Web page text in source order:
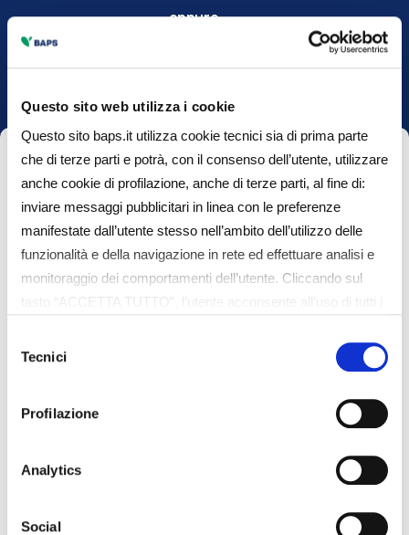
Questo sito web utilizza i cookie
Questo sito baps.it utilizza cookie tecnici sia di prima parte
che di terze parti e potrà, con il consenso dell’utente, utilizzare
anche cookie di profilazione, anche di terze parti, al fine di:
inviare messaggi pubblicitari in linea con le preferenze
manifestate dall’utente stesso nell’ambito dell’utilizzo delle
funzionalità e della navigazione in rete ed effettuare analisi e
monitoraggio dei comportamenti dell’utente. Cliccando sul
tasto “ACCETTA TUTTO”, l’utente acconsente all’uso di tutti i
analitici. Il consenso è facoltativo e può essere revocato in
qualsiasi momento. Se l’utente desidera gestire le proprie
preferenze può cliccare sul tasto “Dettagli” (accessibile in
ogni momento, cliccando l’icona del lucchetto disponibile in
linkhttps://baps.it/cookie-policy/
. Per sapere di più sui
da dove è possibile
delTecnici
Profilazione
Analytics
Social
oppure
Vieni a trovarci in filiale
Please
leave
this
field
empty.
Scrivi il tuo nome*
Scrivi il tuo cognome*
Scrivi la tua e-mail*